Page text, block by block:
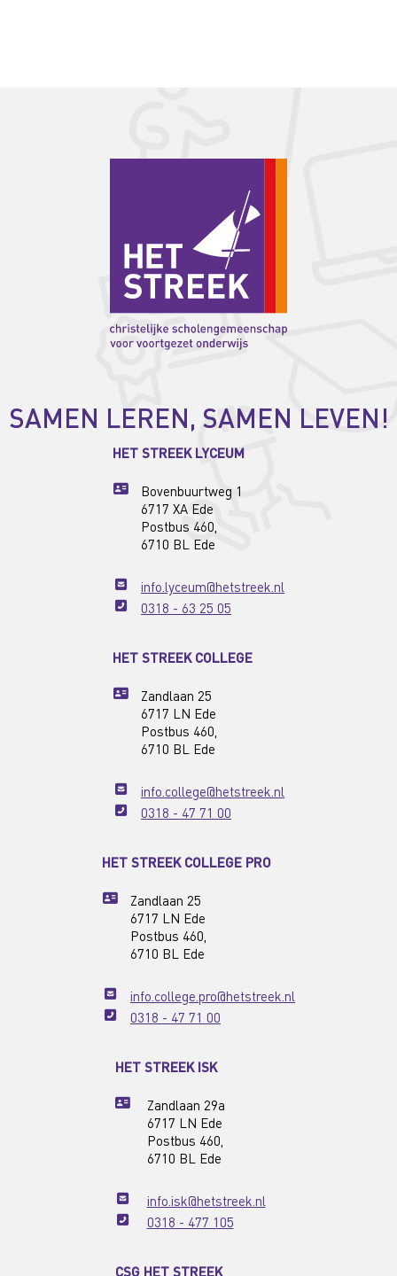
SAMEN LEREN, SAMEN LEVEN!
HET STREEK LYCEUM
Bovenbuurtweg 1
6717 XA Ede
Postbus 460,
6710 BL Ede
info.lyceum@hetstreek.nl
0318 - 63 25 05
HET STREEK COLLEGE
Zandlaan 25
6717 LN Ede
Postbus 460,
6710 BL Ede
info.college@hetstreek.nl
0318 - 47 71 00
HET STREEK COLLEGE PRO
Zandlaan 25
6717 LN Ede
Postbus 460,
6710 BL Ede
info.college.pro@hetstreek.nl
0318 - 47 71 00
HET STREEK ISK
Zandlaan 29a
6717 LN Ede
Postbus 460,
6710 BL Ede
info.isk@hetstreek.nl
0318 - 477 105
CSG HET STREEK